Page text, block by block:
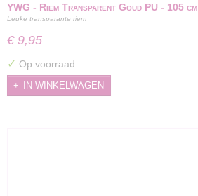
YWG - Riem Transparent Goud PU - 105 cm
Leuke transparante riem
€ 9,95
✓ Op voorraad
IN WINKELWAGEN